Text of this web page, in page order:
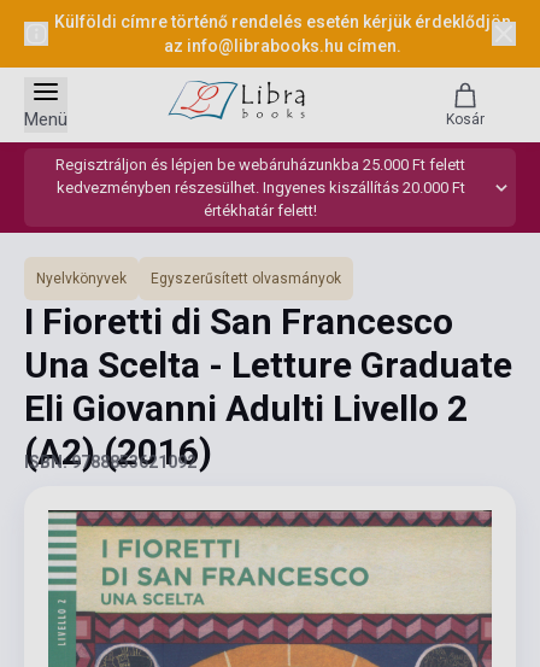
Külföldi címre történő rendelés esetén kérjük érdeklődjön
az info@librabooks.hu címen.
Regisztráljon és lépjen be webáruházunkba 25.000 Ft felett
kedvezményben részesülhet. Ingyenes kiszállítás 20.000 Ft
értékhatár felett!
Menü Kosár
Nyelvkönyvek Egyszerűsített olvasmányok
I Fioretti di San Francesco
Una Scelta - Letture Graduate
Eli Giovanni Adulti Livello 2
(A2)(2016)
ISBN: 9788853621092